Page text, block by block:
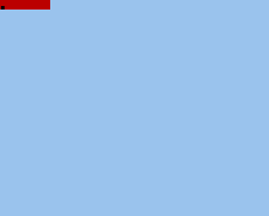
وزير التعليم: